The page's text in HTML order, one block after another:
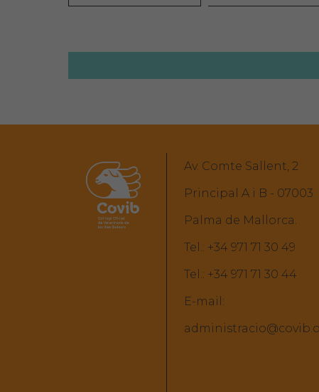
Av. Comte Sallent, 2
Principal A i B - 07003
Palma de Mallorca.
Tel.: +34 971 71 30 49
Tel.: +34 971 71 30 44
E-mail: